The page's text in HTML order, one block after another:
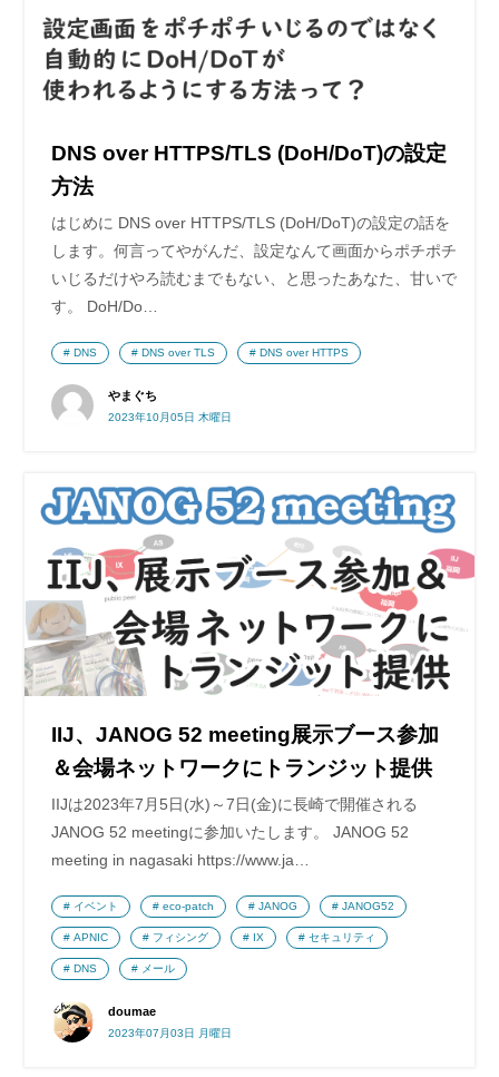
DNS over HTTPS/TLS (DoH/DoT)の設定
方法
はじめに DNS over HTTPS/TLS (DoH/DoT)の設定の話を
します。何言ってやがんだ、設定なんて画面からポチポチ
いじるだけやろ読むまでもない、と思ったあなた、甘いで
す。 DoH/Do…
やまぐち
2023年10月05日 木曜日
DNS DNS over TLS DNS over HTTPS
IIJ、JANOG 52 meeting展示ブース参加
＆会場ネットワークにトランジット提供
IIJは2023年7月5日(水)～7日(金)に長崎で開催される
JANOG 52 meetingに参加いたします。 JANOG 52
meeting in nagasaki https://www.ja…
doumae
2023年07月03日 月曜日
イベント eco-patch JANOG JANOG52
APNIC フィシング IX セキュリティ
DNS メール